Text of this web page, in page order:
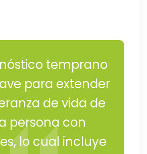
temprano
para extender
de vida de
persona con
lo cual incluye